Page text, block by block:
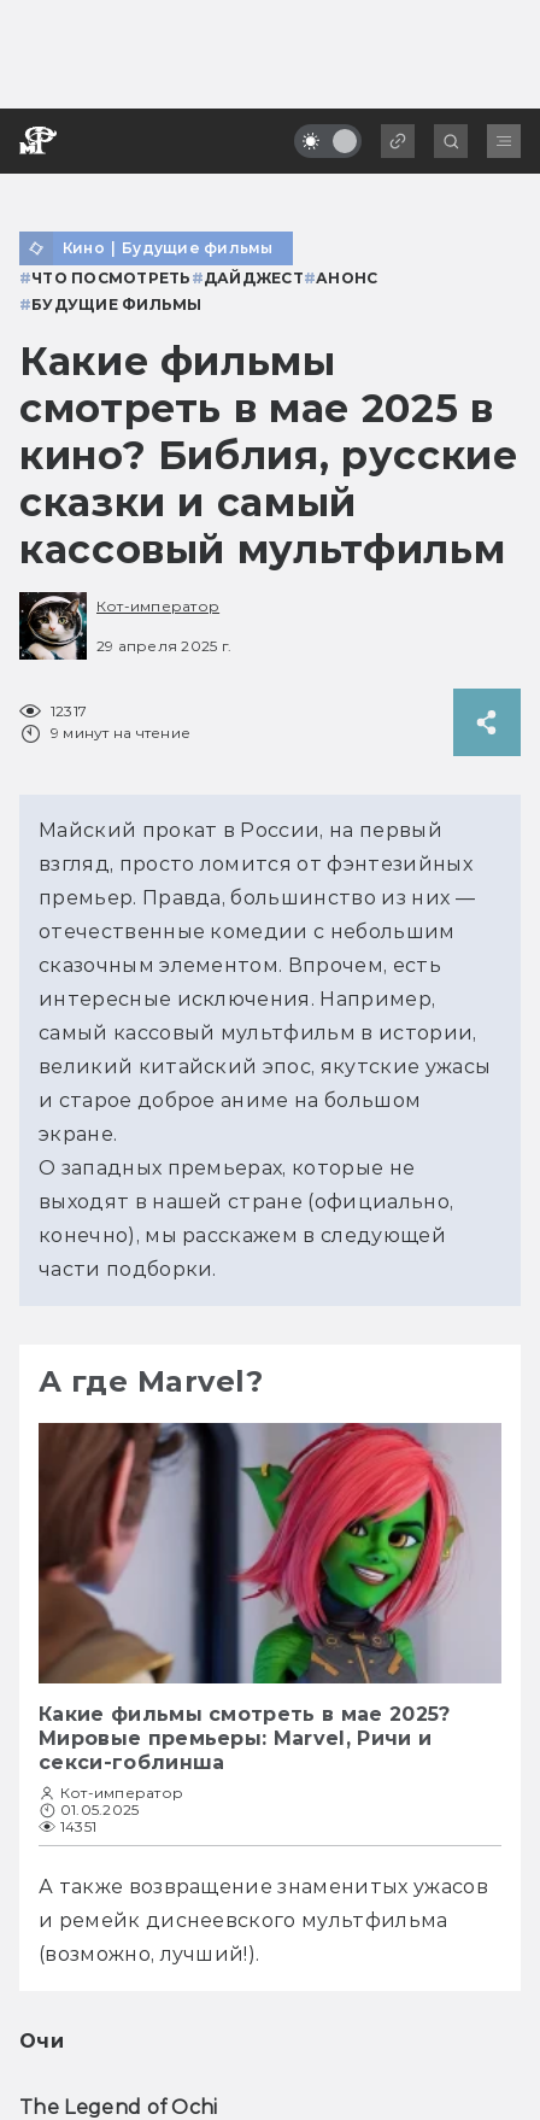
Кино | Будущие фильмы
#ЧТО ПОСМОТРЕТЬ #ДАЙДЖЕСТ#АНОНС
#БУДУЩИЕ ФИЛЬМЫ
Какие фильмы
смотреть в мае 2025 в
кино? Библия, русские
сказки и самый
кассовый мультфильм
Кот-император
29 апреля 2025 г.
12317
9 минут на чтение
Майский прокат в России, на первый
взгляд, просто ломится от фэнтезийных
премьер. Правда, большинство из них —
отечественные комедии с небольшим
сказочным элементом. Впрочем, есть
интересные исключения. Например,
самый кассовый мультфильм в истории,
великий китайский эпос, якутские ужасы
и старое доброе аниме на большом
экране.
О западных премьерах, которые не
выходят в нашей стране (официально,
конечно), мы расскажем в следующей
части подборки.
А где Marvel?
Какие фильмы смотреть в мае 2025?
Мировые премьеры: Marvel, Ричи и
секси-гоблинша
Кот-император
01.05.2025
14351
А также возвращение знаменитых ужасов
и ремейк диснеевского мультфильма
(возможно, лучший!).
Очи
The Legend of Ochi